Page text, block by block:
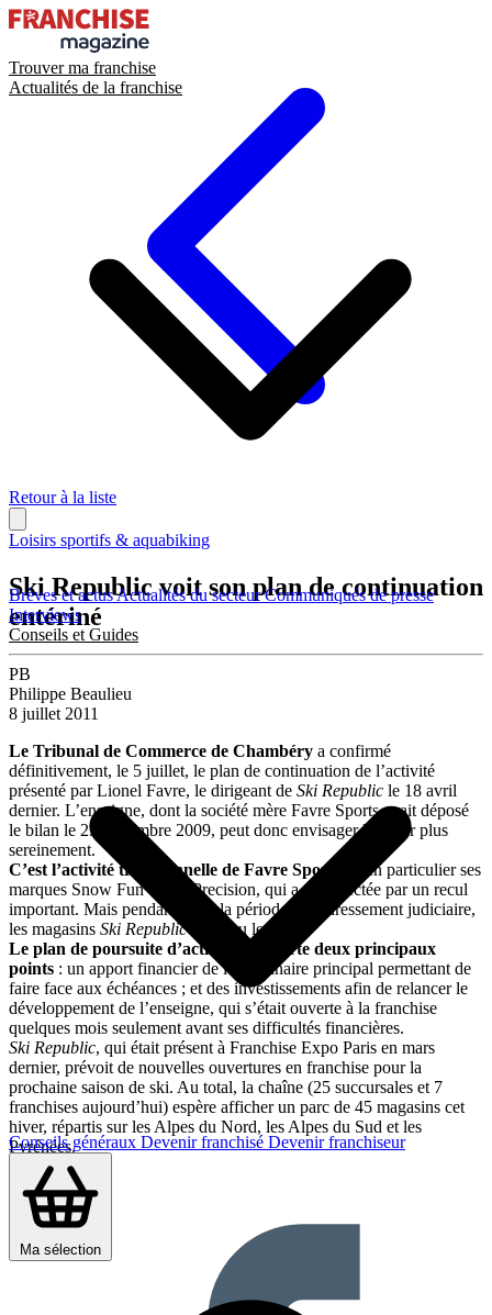
Trouver ma franchise
Actualités de la franchise
Brèves et actusActualités du secteurCommuniqués de presse
Interviews
Conseils et Guides
Conseils généraux Devenir franchisé Devenir franchiseur
Ma sélection
Retour à la liste
Loisirs sportifs & aquabiking
Ski Republic voit son plan de continuation
entériné
PB
Philippe Beaulieu
8 juillet 2011
Le Tribunal de Commerce de Chambéry a confirmé
définitivement, le 5 juillet, le plan de continuation de l’activité
présenté par Lionel Favre, le dirigeant de Ski Republic le 18 avril
dernier. L’enseigne, dont la société mère Favre Sports avait déposé
le bilan le 23 novembre 2009, peut donc envisager l’avenir plus
sereinement.
C’est l’activité traditionnelle de Favre Sports
, et en particulier ses
marques Snow Fun et Ski Precision, qui a été affectée par un recul
important. Mais pendant toute la période de redressement judiciaire,
les magasins Ski Republic
ont tenu le cap.
Le plan de poursuite d’activité comporte deux principaux
points : un apport financier de l’actionnaire principal permettant de
faire face aux échéances ; et des investissements afin de relancer le
développement de l’enseigne, qui s’était ouverte à la franchise
quelques mois seulement avant ses difficultés financières.
Ski Republic, qui était présent à Franchise Expo Paris en mars
dernier, prévoit de nouvelles ouvertures en franchise pour la
prochaine saison de ski. Au total, la chaîne (25 succursales et 7
franchises aujourd’hui) espère afficher un parc de 45 magasins cet
hiver, répartis sur les Alpes du Nord, les Alpes du Sud et les
Pyrénées.
Partager sur :